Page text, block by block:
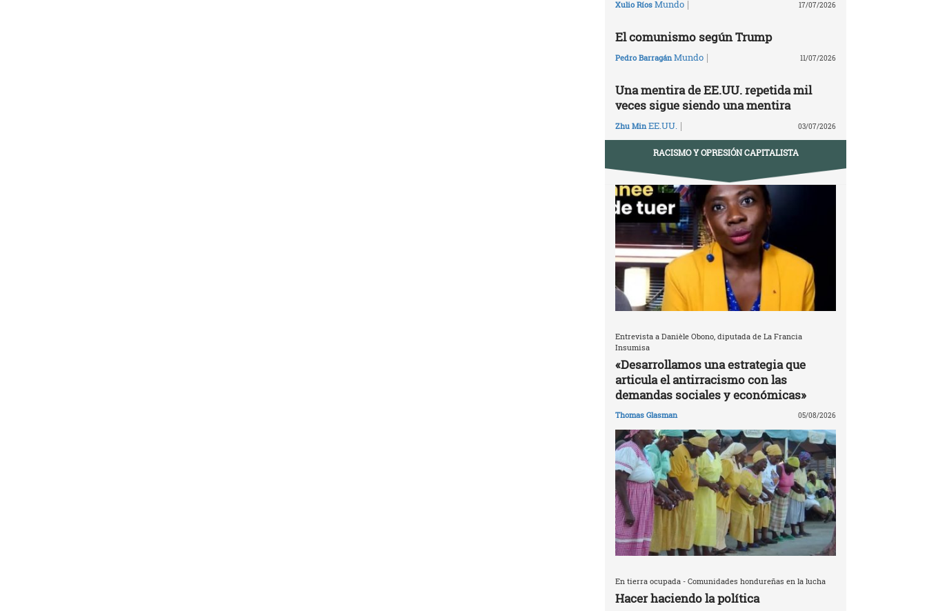
Xulio Ríos Mundo | 17/07/2026
El comunismo según Trump
Pedro Barragán Mundo | 11/07/2026
Una mentira de EE.UU. repetida mil
veces sigue siendo una mentira
Zhu Min EE.UU. | 03/07/2026
RACISMO Y OPRESIÓN CAPITALISTA
Entrevista a Danièle Obono, diputada de La Francia
Insumisa
«Desarrollamos una estrategia que
articula el antirracismo con las
demandas sociales y económicas»
Thomas Glasman 05/08/2026
En tierra ocupada - Comunidades hondureñas en la lucha
Hacer haciendo la política